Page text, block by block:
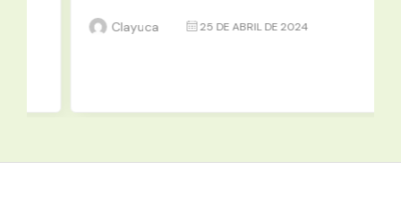
Clayuca 25 DE ABRIL DE 2024